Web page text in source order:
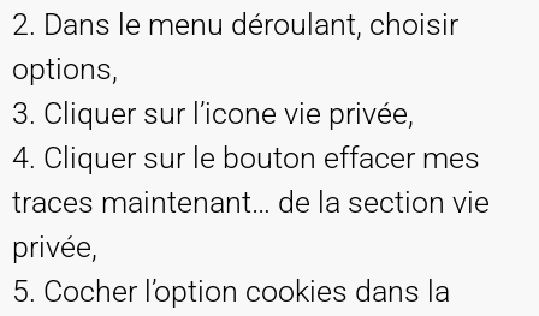
2. Dans le menu déroulant, choisir
options,
3. Cliquer sur l’icone vie privée,
4. Cliquer sur le bouton effacer mes
traces maintenant… de la section vie
privée,
5. Cocher l’option cookies dans la